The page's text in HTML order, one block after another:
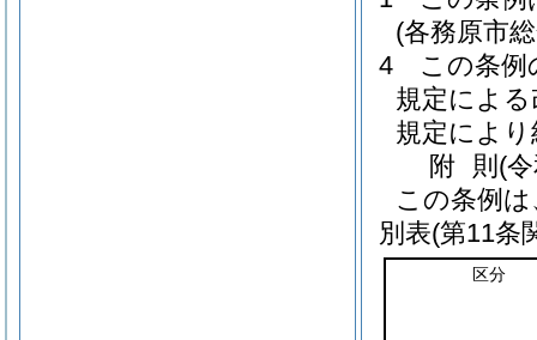
(各務原市
4
この条例
規定によ
規定によ
附 則 (
この条例
別表(第11条
区分